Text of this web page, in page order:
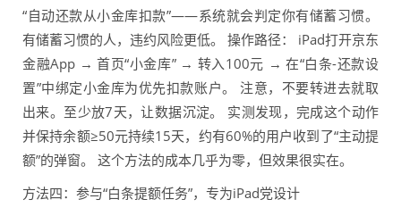
“自动还款从小金库扣款”——系统就会判定你有储蓄习惯。
有储蓄习惯的人，违约风险更低。 操作路径： iPad打开京东
金融App → 首页“小金库” → 转入100元 → 在“白条-还款设
置”中绑定小金库为优先扣款账户。 注意，不要转进去就取
出来。至少放7天，让数据沉淀。 实测发现，完成这个动作
并保持余额≥50元持续15天，约有60%的用户收到了“主动提
额”的弹窗。 这个方法的成本几乎为零，但效果很实在。
方法四：参与“白条提额任务”，专为iPad党设计